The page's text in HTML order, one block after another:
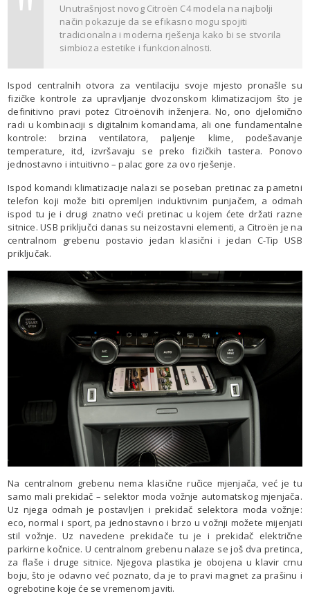
Unutrašnjost novog Citroën C4 modela na najbolji
način pokazuje da se efikasno mogu spojiti
tradicionalna i moderna rješenja kako bi se stvorila
simbioza estetike i funkcionalnosti.
Ispod centralnih otvora za ventilaciju svoje mjesto pronašle su
fizičke kontrole za upravljanje dvozonskom klimatizacijom što je
definitivno pravi potez Citroënovih inženjera. No, ono djelomično
radi u kombinaciji s digitalnim komandama, ali one fundamentalne
kontrole: brzina ventilatora, paljenje klime, podešavanje
temperature, itd, izvršavaju se preko fizičkih tastera. Ponovo
jednostavno i intuitivno – palac gore za ovo rješenje.
Ispod komandi klimatizacije nalazi se poseban pretinac za pametni
telefon koji može biti opremljen induktivnim punjačem, a odmah
ispod tu je i drugi znatno veći pretinac u kojem ćete držati razne
sitnice. USB priključci danas su neizostavni elementi, a Citroën je na
centralnom grebenu postavio jedan klasični i jedan C-Tip USB
priključak.
Na centralnom grebenu nema klasične ručice mjenjača, već je tu
samo mali prekidač – selektor moda vožnje automatskog mjenjača.
Uz njega odmah je postavljen i prekidač selektora moda vožnje:
eco, normal i sport, pa jednostavno i brzo u vožnji možete mijenjati
stil vožnje. Uz navedene prekidače tu je i prekidač električne
parkirne kočnice. U centralnom grebenu nalaze se još dva pretinca,
za flaše i druge sitnice. Njegova plastika je obojena u klavir crnu
boju, što je odavno već poznato, da je to pravi magnet za prašinu i
ogrebotine koje će se vremenom javiti.